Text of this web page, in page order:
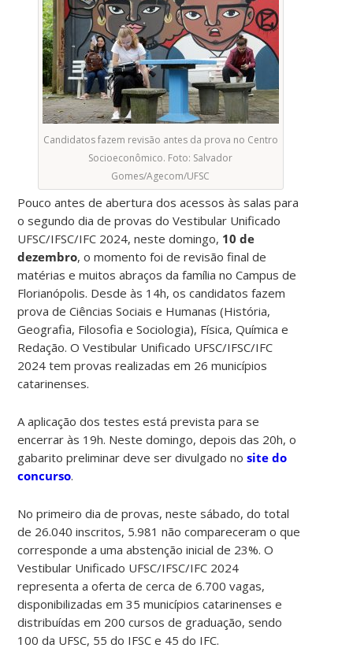
Candidatos fazem revisão antes da prova no Centro
Socioeconômico. Foto: Salvador
Gomes/Agecom/UFSC
Pouco antes de abertura dos acessos às salas para
o segundo dia de provas do Vestibular Unificado
UFSC/IFSC/IFC 2024, neste domingo, 10 de
dezembro, o momento foi de revisão final de
matérias e muitos abraços da família no Campus de
Florianópolis. Desde às 14h, os candidatos fazem
prova de Ciências Sociais e Humanas (História,
Geografia, Filosofia e Sociologia), Física, Química e
Redação. O Vestibular Unificado UFSC/IFSC/IFC
2024 tem provas realizadas em 26 municípios
catarinenses.
A aplicação dos testes está prevista para se
encerrar às 19h. Neste domingo, depois das 20h, o
gabarito preliminar deve ser divulgado nosite do
concurso.
No primeiro dia de provas, neste sábado, do total
de 26.040 inscritos, 5.981 não compareceram o que
corresponde a uma abstenção inicial de 23%. O
Vestibular Unificado UFSC/IFSC/IFC 2024
representa a oferta de cerca de 6.700 vagas,
disponibilizadas em 35 municípios catarinenses e
distribuídas em 200 cursos de graduação, sendo
100 da UFSC, 55 do IFSC e 45 do IFC.